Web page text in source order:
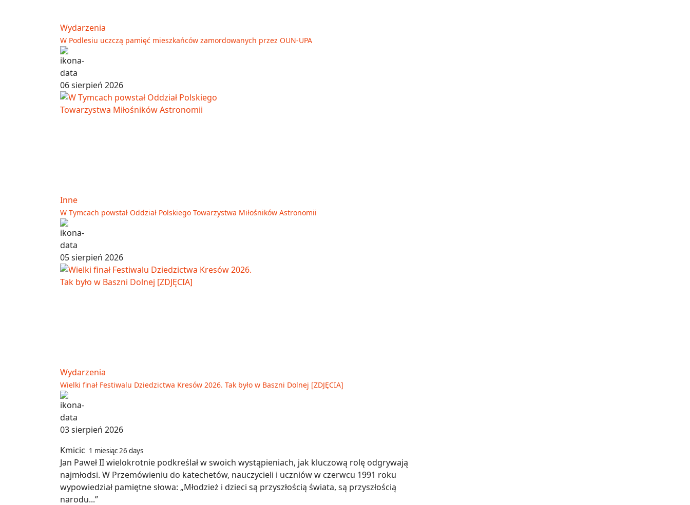
Wydarzenia
W Podlesiu uczczą pamięć mieszkańców zamordowanych przez OUN-UPA
06 sierpień 2026
Inne
W Tymcach powstał Oddział Polskiego Towarzystwa Miłośników Astronomii
05 sierpień 2026
Wydarzenia
Wielki finał Festiwalu Dziedzictwa Kresów 2026. Tak było w Baszni Dolnej [ZDJĘCIA]
03 sierpień 2026
Kmicic 1 miesiąc 26 days
Jan Paweł II wielokrotnie podkreślał w swoich wystąpieniach, jak kluczową rolę odgrywają
najmłodsi. W Przemówieniu do katechetów, nauczycieli i uczniów w czerwcu 1991 roku
wypowiedział pamiętne słowa: „Młodzież i dzieci są przyszłością świata, są przyszłością
narodu...”